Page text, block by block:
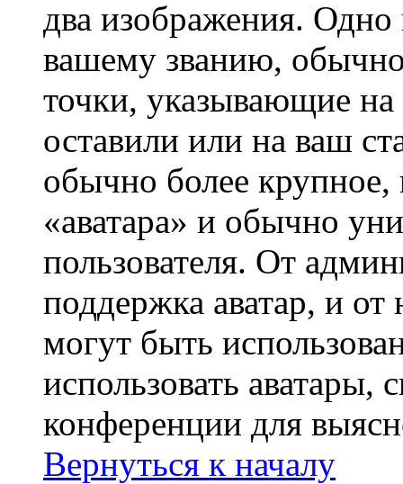
два изображения.
вашему званию, обычно
точки, указывающие
оставили или на ваш
обычно более крупное,
«аватара» и обычно
пользователя. От
поддержка аватар, и от
могут быть
использовать аватары,
конференции для
Вернуться к началу